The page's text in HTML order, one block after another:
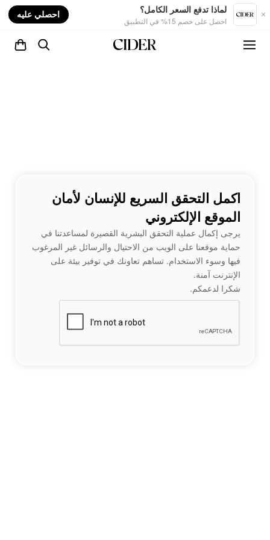
لماذا تدفع السعر الكامل؟
احصل على خصم 15% في التطبيق
احصلي عليه
اكمل التحقق السريع للإنسان لأمان
الموقع الإلكتروني
يرجى إكمال عملية التحقق البشرية القصيرة لمساعدتنا في
حماية موقعنا على الويب من الاحتيال والرسائل غير المرغوب
فيها وسوء الاستخدام. تساهم تعاونك في توفير بيئة على
الإنترنت آمنة.
شكرا لدعمكم.